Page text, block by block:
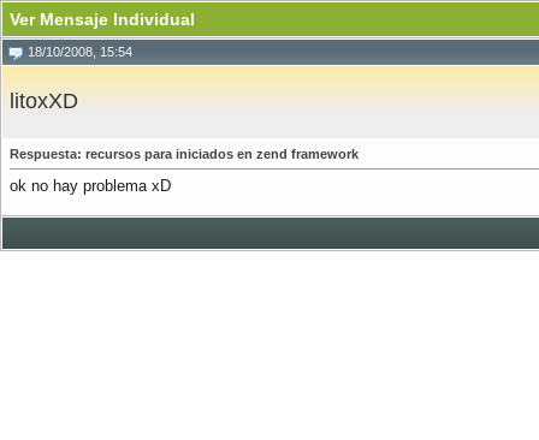
Ver Mensaje Individual
18/10/2008, 15:54
litoxXD
Respuesta: recursos para iniciados en zend framework
ok no hay problema xD